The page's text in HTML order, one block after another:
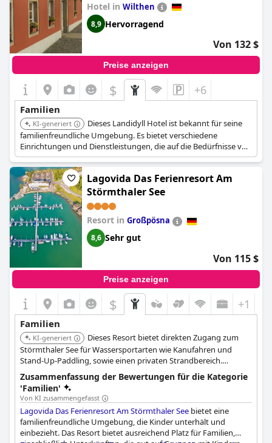
Hotel in Wilthen
8,9 Hervorragend
Von 132 $
Preise anzeigen
$ +6
Familien
KI-generiert
Dieses Landidyll Hotel ist bekannt für seine
familienfreundliche Umgebung. Es bietet verschiedene
Einrichtungen und Dienstleistungen, die auf die Bedürfnisse von
Familien zugeschnitten sind, um einen komfortablen und
angenehmen Aufenthalt für Eltern und Kinder gleichermaßen zu
gewährleisten.
Lagovida Das Ferienresort Am
Störmthaler See
Resort in Großpösna
8,6 Sehr gut
Von 115 $
Preise anzeigen
$ +1
Familien
KI-generiert
Dieses Resort bietet direkten Zugang zum
Störmthaler See für Wassersportarten wie Kanufahren und
Stand-Up-Paddling, sowie einen privaten Strandbereich.
Familien profitieren von mehreren Spielplätzen, darunter ein
Abenteuerspielplatz mit Piratenschiff, einem Minigolfplatz und
Fahrradverleih vor Ort. Das Resort verfügt außerdem über ein
Spielzimmer und ein familienfreundliches Restaurant, in der
Nähe des Freizeitparks Belantis und des Zoos Leipzig.
Zusammenfassung der Bewertungen für die Kategorie
'Familien'
Von KI zusammengefasst
Lagovida Das Ferienresort Am Störmthaler See bietet eine
familienfreundliche Umgebung, die Kinder unterhält und
einbezieht. Das Resort bietet ausreichend Platz für Familien,